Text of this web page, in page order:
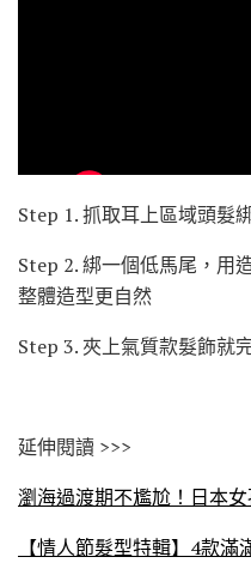
Step 1. 抓取耳上區域頭髮
Step 2. 綁一個低馬尾，用
整體造型更自然
Step 3. 夾上氣質款髮飾就
延伸閱讀 >>>
瀏海過渡期不尷尬！日本
【情人節髮型特輯】4款